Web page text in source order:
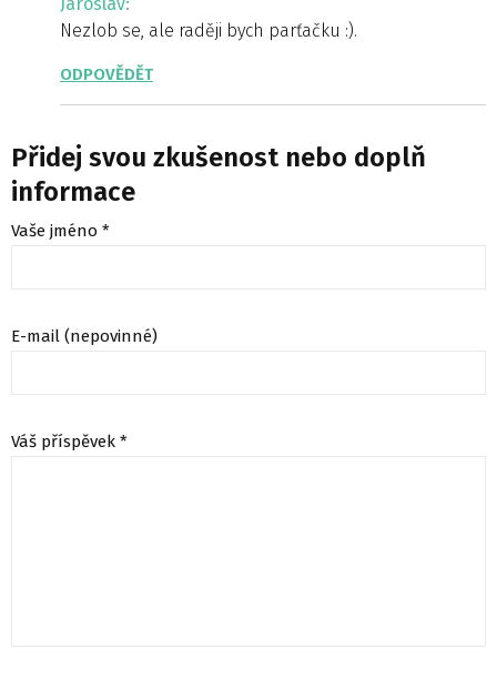
Nezlob se, ale raději bych parťačku :).
ODPOVĚDĚT
Přidej svou zkušenost nebo doplň
informace
Vaše jméno *
E-mail (nepovinné)
Váš příspěvek *